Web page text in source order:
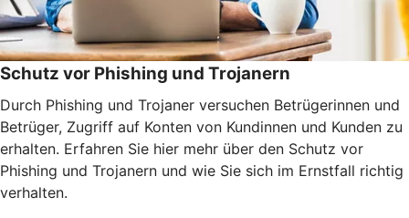
Schutz vor Phishing und Trojanern
Durch Phishing und Trojaner versuchen Betrügerinnen und
Betrüger, Zugriff auf Konten von Kundinnen und Kunden zu
erhalten. Erfahren Sie hier mehr über den Schutz vor
Phishing und Trojanern und wie Sie sich im Ernstfall richtig
verhalten.